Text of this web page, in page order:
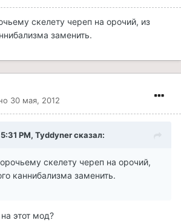
скелету череп на орочий, из
заменить.
30 мая, 2012
PM, Tyddyner сказал:
скелету череп на орочий,
каннибализма заменить.
этот мод?